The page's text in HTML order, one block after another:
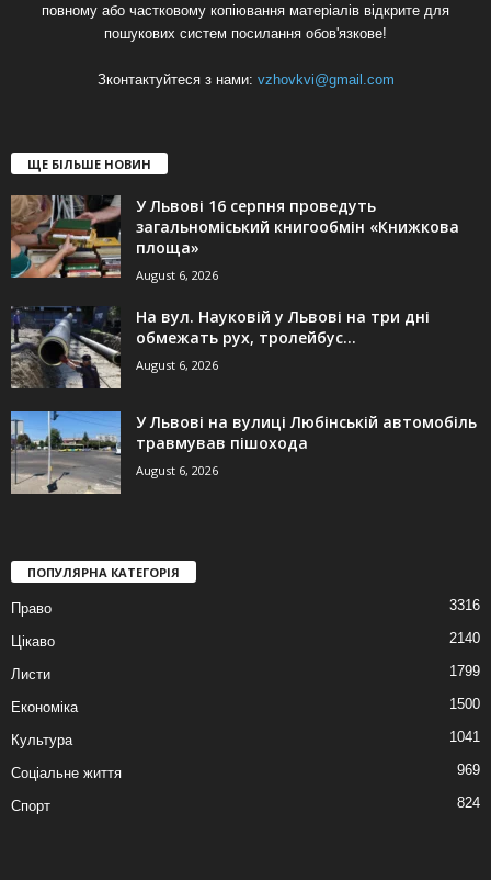
повному або частковому копіювання матеріалів відкрите для
пошукових систем посилання обов'язкове!
Зконтактуйтеся з нами: vzhovkvi@gmail.com
ЩЕ БІЛЬШЕ НОВИН
У Львові 16 серпня проведуть
загальноміський книгообмін «Книжкова
площа»
August 6, 2026
На вул. Науковій у Львові на три дні
обмежать рух, тролейбус...
August 6, 2026
У Львові на вулиці Любінській автомобіль
травмував пішохода
August 6, 2026
ПОПУЛЯРНА КАТЕГОРІЯ
Право 3316
Цікаво 2140
Листи 1799
Економіка 1500
Культура 1041
Соціальне життя 969
Спорт 824